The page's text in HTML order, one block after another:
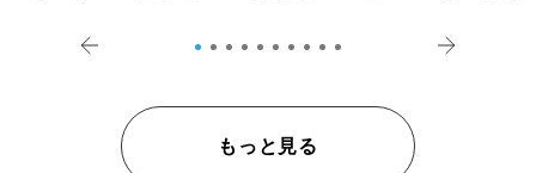
もっと見る